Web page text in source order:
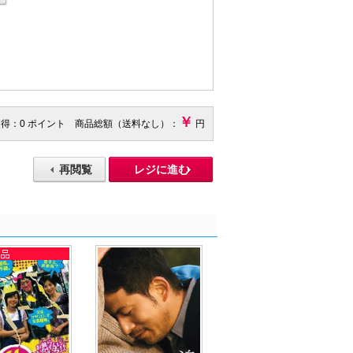
：0 ポイント 商品総額（送料なし）： ￥ 円
再閲覧 レジに進む